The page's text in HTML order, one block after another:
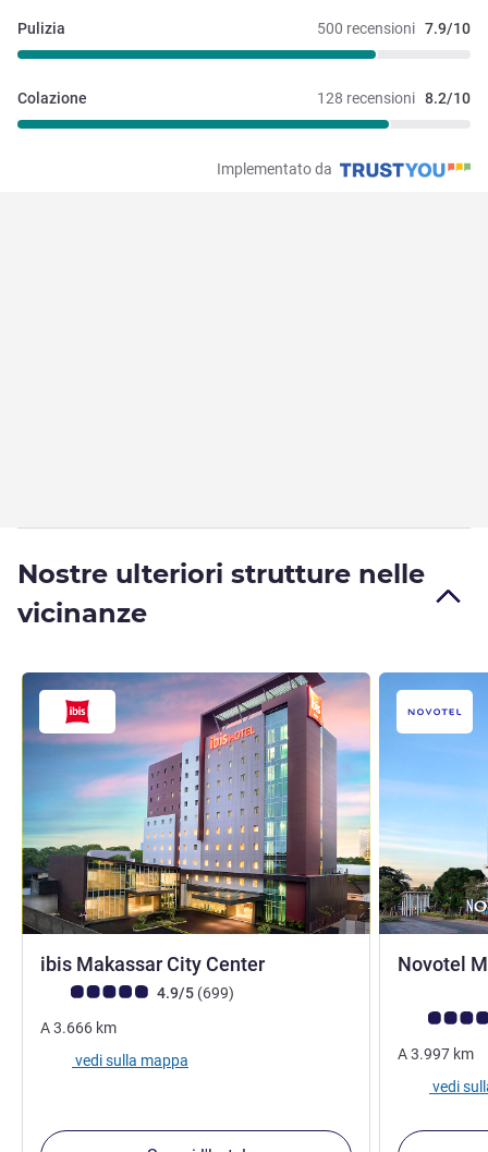
500 recensioni 7.9/10
Pulizia
128 recensioni 8.2/10
Colazione
Implementato da
Nostre ulteriori strutture nelle
vicinanze
ibis Makassar City Center
Giudizio clienti (Valutazione ALL)
4.9/5 (699recensioni
)
A3.666 km
vedi sulla mappa
Novotel
Giudizio
A3.997 km
vedi